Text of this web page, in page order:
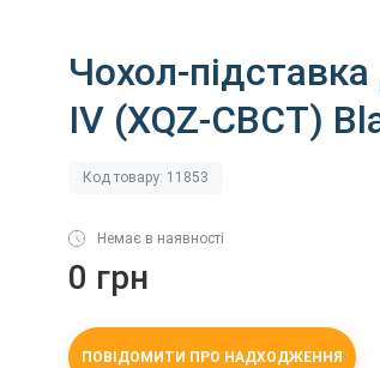
Чохол-
IV (XQZ-CBCT)
Код товару: 11853
Немає в наявності
0 грн
ПОВІДОМИТИ ПРО НАДХОДЖЕННЯ